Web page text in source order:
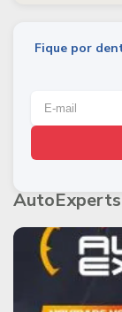
Fique por
AutoExperts